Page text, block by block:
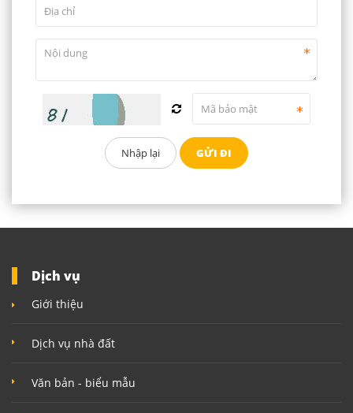
Dịch vụ
Giới thiệu
Dịch vụ nhà đất
Văn bản - biểu mẫu